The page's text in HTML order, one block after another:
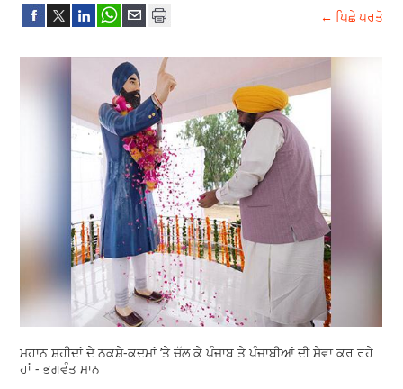
← ਪਿਛੇ ਪਰਤੋ
ਮਹਾਨ ਸ਼ਹੀਦਾਂ ਦੇ ਨਕਸ਼ੇ-ਕਦਮਾਂ ’ਤੇ ਚੱਲ ਕੇ ਪੰਜਾਬ ਤੇ ਪੰਜਾਬੀਆਂ ਦੀ ਸੇਵਾ ਕਰ ਰਹੇ
ਹਾਂ - ਭਗਵੰਤ ਮਾਨ